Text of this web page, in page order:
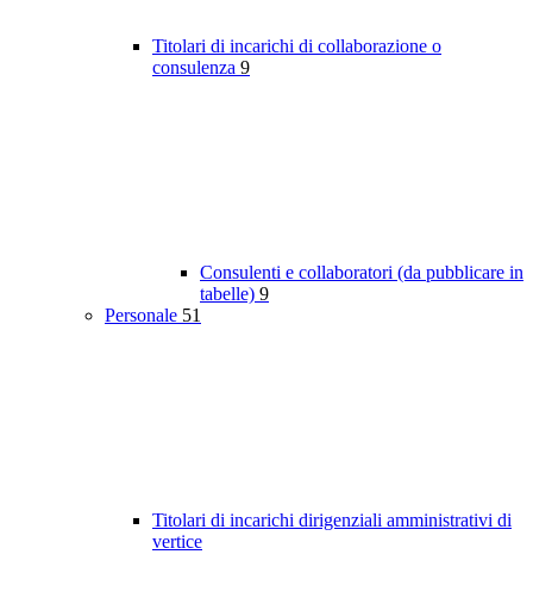
Titolari di incarichi di collaborazione o
consulenza 9
Consulenti e collaboratori (da pubblicare in
tabelle) 9
Personale 51
Titolari di incarichi dirigenziali amministrativi di
vertice